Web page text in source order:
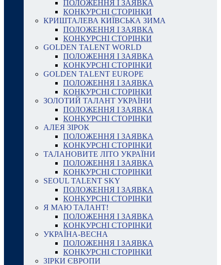
ПОЛОЖЕННЯ І ЗАЯВКА
КОНКУРСНІ СТОРІНКИ
КРИШТАЛЕВА КИЇВСЬКА ЗИМА
ПОЛОЖЕННЯ І ЗАЯВКА
КОНКУРСНІ СТОРІНКИ
GOLDEN TALENT WORLD
ПОЛОЖЕННЯ І ЗАЯВКА
КОНКУРСНІ СТОРІНКИ
GOLDEN TALENT EUROPE
ПОЛОЖЕННЯ І ЗАЯВКА
КОНКУРСНІ СТОРІНКИ
ЗОЛОТИЙ ТАЛАНТ УКРАЇНИ
ПОЛОЖЕННЯ І ЗАЯВКА
КОНКУРСНІ СТОРІНКИ
АЛЕЯ ЗІРОК
ПОЛОЖЕННЯ І ЗАЯВКА
КОНКУРСНІ СТОРІНКИ
ТАЛАНОВИТЕ ЛІТО УКРАЇНИ
ПОЛОЖЕННЯ І ЗАЯВКА
КОНКУРСНІ СТОРІНКИ
SEOUL TALENT SKY
ПОЛОЖЕННЯ І ЗАЯВКА
КОНКУРСНІ СТОРІНКИ
Я МАЮ ТАЛАНТ!
ПОЛОЖЕННЯ І ЗАЯВКА
КОНКУРСНІ СТОРІНКИ
УКРАЇНА-ВЕСНА
ПОЛОЖЕННЯ І ЗАЯВКА
КОНКУРСНІ СТОРІНКИ
ЗІРКИ ЄВРОПИ